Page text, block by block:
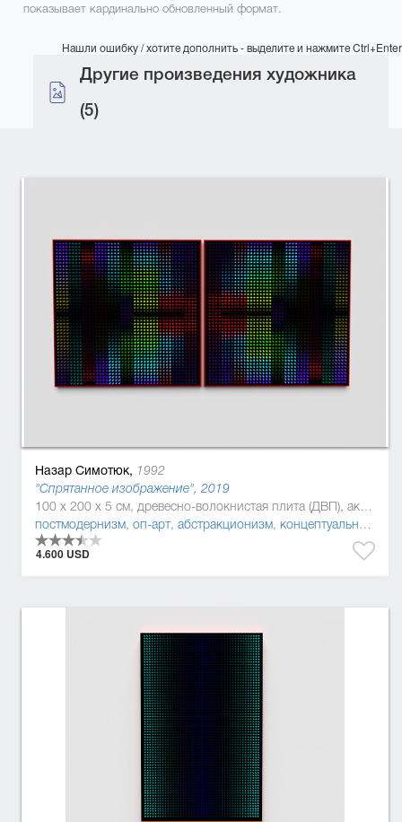
показывает кардинально обновленный формат.
Нашли ошибку / хотите дополнить - выделите и нажмите Ctrl+Enter
Другие произведения художника
(5)
Назар Симотюк, 1992
"Спрятанное изображение", 2019
100 x 200 x 5 см, древесно-волокнистая плита (ДВП), акриловая краска, Дерево, полиуретан
постмодернизм, оп-арт, абстракционизм, концептуальное искусство
4.600 USD